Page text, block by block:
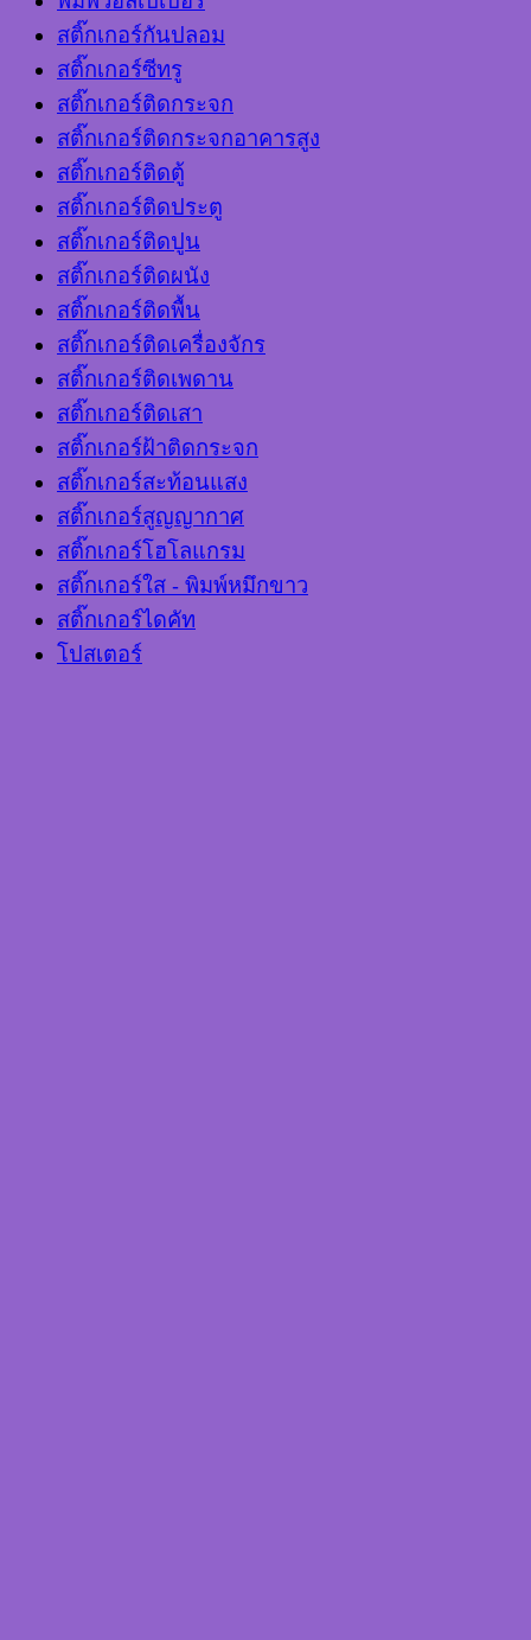
สติ๊กเกอร์กันปลอม
สติ๊กเกอร์ซีทรู
สติ๊กเกอร์ติดกระจก
สติ๊กเกอร์ติดกระจกอาคารสูง
สติ๊กเกอร์ติดตู้
สติ๊กเกอร์ติดประตู
สติ๊กเกอร์ติดปูน
สติ๊กเกอร์ติดผนัง
สติ๊กเกอร์ติดพื้น
สติ๊กเกอร์ติดเครื่องจักร
สติ๊กเกอร์ติดเพดาน
สติ๊กเกอร์ติดเสา
สติ๊กเกอร์ฝ้าติดกระจก
สติ๊กเกอร์สะท้อนแสง
สติ๊กเกอร์สูญญากาศ
สติ๊กเกอร์โฮโลแกรม
สติ๊กเกอร์ใส - พิมพ์หมึกขาว
สติ๊กเกอร์ไดคัท
โปสเตอร์